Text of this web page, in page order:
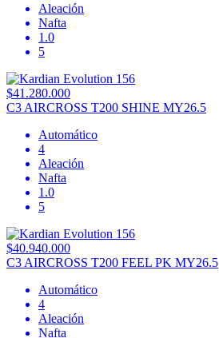
Aleación
Nafta
1.0
5
$41.280.000
C3 AIRCROSS T200 SHINE MY26.5
Automático
4
Aleación
Nafta
1.0
5
$40.940.000
C3 AIRCROSS T200 FEEL PK MY26.5
Automático
4
Aleación
Nafta